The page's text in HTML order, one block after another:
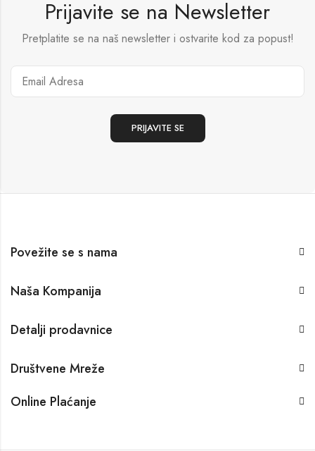
Prijavite se na Newsletter
Pretplatite se na naš newsletter i ostvarite kod za popust!
Povežite se s nama
Naša Kompanija
Detalji prodavnice
Društvene Mreže
Online Plaćanje